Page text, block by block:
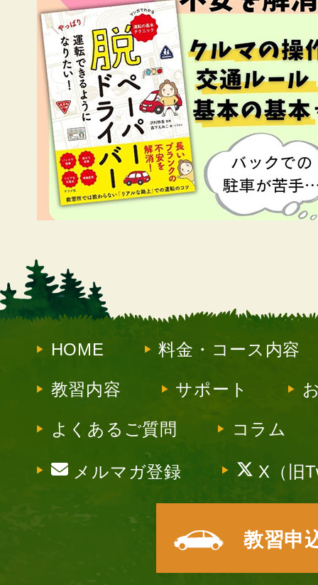
HOME 料金・コース内容
教習内容 サポート
よくあるご質問 コラム
メルマガ登録 X（旧
教習申